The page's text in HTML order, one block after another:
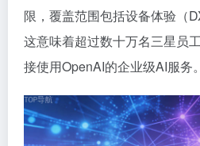
限，覆盖范围包括设备体验（
这意味着超过数十万名三星员
接使用OpenAI的企业级AI服务。